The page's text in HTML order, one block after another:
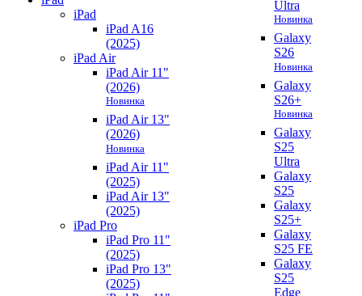
iPad
iPad A16
(2025)
iPad Air
iPad Air 11"
(2026)
Новинка
iPad Air 13"
(2026)
Новинка
iPad Air 11"
(2025)
iPad Air 13"
(2025)
iPad Pro
iPad Pro 11"
(2025)
iPad Pro 13"
(2025)
Ultra
Новинка
Galaxy
S26
Новинка
Galaxy
S26+
Новинка
Galaxy
S25
Ultra
Galaxy
S25
Galaxy
S25+
Galaxy
S25 FE
Galaxy
S25
Edge